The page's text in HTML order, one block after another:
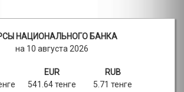
НАЦИОНАЛЬНОГО БАНКА
на 10 августа 2026
EUR
541.64 тенге
RUB
5.71 тенге